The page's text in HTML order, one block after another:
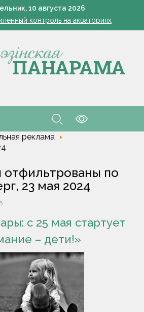
10 августа 2026
болезни и спасти урожай, когда
контроль на акваториях
продукты максимально
открылся сезон охоты на пернатую дичь
болезни и спасти урожай, когда
продукты максимально
реклама
по
23 мая 2024
с 25 мая стартует
– дети!»